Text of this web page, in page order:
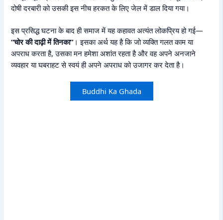
दोषी दरबारी को उसकी इस नीच हरकत के लिए जेल में डाल दिया गया।
इस प्रसिद्ध घटना के बाद ही समाज में यह कहावत अत्यंत लोकप्रिय हो गई—
“चोर की दाढ़ी में तिनका”। इसका अर्थ यह है कि जो व्यक्ति गलत काम या
अपराध करता है, उसका मन हमेशा अशांत रहता है और वह अपने अनजाने
व्यवहार या घबराहट से स्वयं ही अपने अपराध को उजागर कर देता है।
Buddhi Ka Ghada